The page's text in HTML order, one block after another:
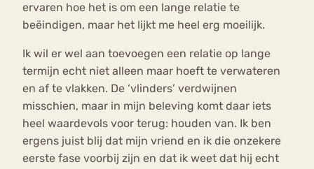
ervaren hoe het is om een lange relatie te
beëindigen, maar het lijkt me heel erg moeilijk.
Ik wil er wel aan toevoegen een relatie op lange
termijn echt niet alleen maar hoeft te verwateren
en af te vlakken. De ‘vlinders’ verdwijnen
misschien, maar in mijn beleving komt daar iets
heel waardevols voor terug: houden van. Ik ben
ergens juist blij dat mijn vriend en ik die onzekere
eerste fase voorbij zijn en dat ik weet dat hij echt